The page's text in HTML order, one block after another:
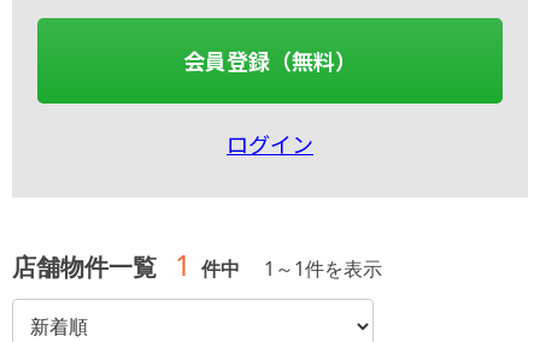
会員登録（無料）
ログイン
店舗物件一覧 1 件中 1 ～1件を表示